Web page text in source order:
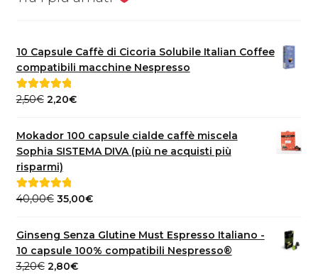
10 Capsule Caffè di Cicoria Solubile Italian Coffee
compatibili macchine Nespresso
Valutato5.00
2,50€ Il
originale
era:
2,50€.
2,20€Il
attuale
è:
Mokador 100 capsule cialde caffè miscela
Sophia SISTEMA DIVA (più ne acquisti più
risparmi)
Valutato5.00
40,00€ Il
originale
era:
40,00€.
35,00€Il
attuale
è:
Ginseng Senza Glutine Must Espresso Italiano -
10 capsule 100% compatibili Nespresso®
3,20€ Il
2,80€Il